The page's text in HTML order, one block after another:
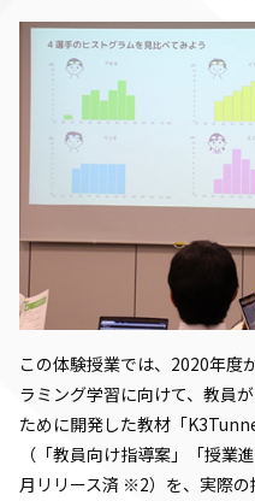
この体験授業では、2020年度
ラミング学習に向けて、教員
ために開発した教材「
（「教員向け指導案」「授業
月リリース済 ※2）を、実際